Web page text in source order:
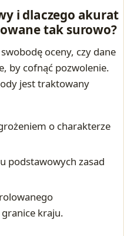
i dlaczego akurat
tak surowo?
oceny, czy dane
by cofnąć pozwolenie.
jest traktowany
o charakterze
podstawowych zasad
kraju.